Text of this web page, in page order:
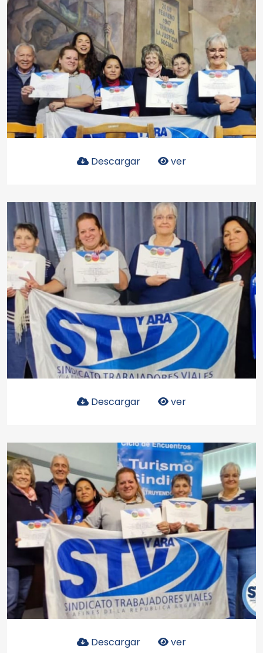
Descargar ver
Descargar ver
Descargar ver